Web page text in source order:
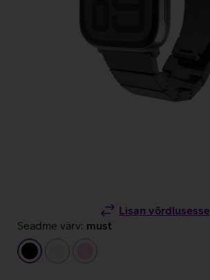
Lisan võrdlusesse
Seadme värv: must
must